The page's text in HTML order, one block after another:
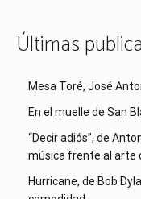
Últimas
Mesa Toré, José
En el muelle de San
“Decir adiós”, de
música frente al arte
Hurricane, de Bob